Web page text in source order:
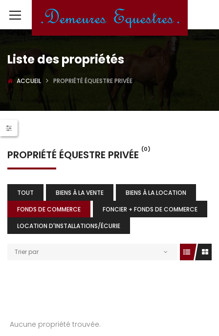
Liste des propriétés
ACCUEIL PROPRIÉTÉ ÉQUESTRE PRIVÉE
PROPRIÉTÉ ÉQUESTRE PRIVÉE (0)
TOUT BIENS À LA VENTE
BIENS À LA LOCATION
FONDS DE COMMERCE
FONCIER + FONDS DE COMMERCE
LOCATION D'INSTALLATIONS/ÉCURIE
Trier par
Aucune propriété trouvée.